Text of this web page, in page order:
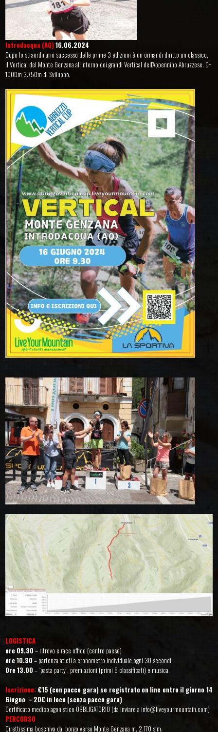
Introdacqua (AQ)16.06.2024
Dopo lo straordinario successo delle prime 3 edizioni è un ormai di diritto un classico,
il Vertical del Monte Genzana all’interno dei grandi Vertical dell’Appennino Abruzzese. D+
1000m 3.750m di Sviluppo.
LOGISTICA
ore 09.30 – ritrovo e race office (centro paese)
ore 10.30 – partenza atleti a cronometro individuale ogni 30 secondi.
0re 13.00 – “pasta party”, premiazioni (primi 5 classificati) e musica.
Iscrizione: €15 (con pacco gara) se registrato on line entro il giorno 14
Giugno – 20€ in loco (senza pacco gara)
Certificato medico agonistico OBBLIGATORIO (da inviare a info@liveyourmountain.com)
PERCORSO
Direttissima boschiva dal borgo verso Monte Genzana m. 2.170 slm.